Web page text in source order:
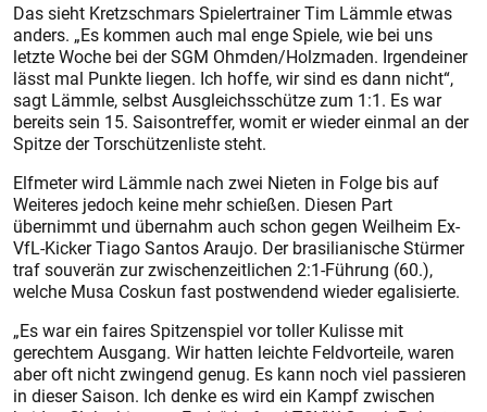
Das sieht Kretzschmars Spielertrainer Tim Lämmle etwas
anders. „Es kommen auch mal enge Spiele, wie bei uns
letzte Woche bei der SGM Ohmden/Holzmaden. Irgendeiner
lässt mal Punkte liegen. Ich hoffe, wir sind es dann nicht“,
sagt Lämmle, selbst Ausgleichsschütze zum 1:1. Es war
bereits sein 15. Saisontreffer, womit er wieder einmal an der
Spitze der Torschützenliste steht.
Elfmeter wird Lämmle nach zwei Nieten in Folge bis auf
Weiteres jedoch keine mehr schießen. Diesen Part
übernimmt und übernahm auch schon gegen Weilheim Ex-
VfL-Kicker Tiago Santos Araujo. Der brasilianische Stürmer
traf souverän zur zwischenzeitlichen 2:1-Führung (60.),
welche Musa Coskun fast postwendend wieder egalisierte.
„Es war ein faires Spitzenspiel vor toller Kulisse mit
gerechtem Ausgang. Wir hatten leichte Feldvorteile, waren
aber oft nicht zwingend genug. Es kann noch viel passieren
in dieser Saison. Ich denke es wird ein Kampf zwischen